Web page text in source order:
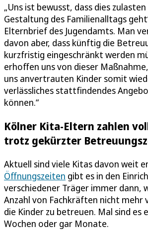
„Uns ist bewusst, dass dies
Gestaltung des Familienalltags
Elternbrief des Jugendamts. Man
davon aber, dass künftig die
kurzfristig eingeschränkt werden
erhoffen uns von dieser
uns anvertrauten Kinder somit
verlässliches stattfindendes
können.“
Kölner Kita-Eltern zahlen
trotz gekürzter
Aktuell sind viele Kitas davon weit
Öffnungszeiten gibt es in den
verschiedener Träger immer dann,
Anzahl von Fachkräften nicht mehr
die Kinder zu betreuen. Mal sind es
Wochen oder gar Monate.